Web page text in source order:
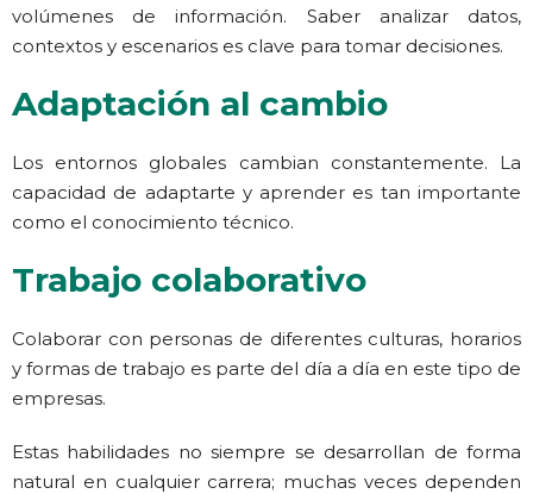
volúmenes de información. Saber analizar datos,
contextos y escenarios es clave para tomar decisiones.
Adaptación al cambio
Los entornos globales cambian constantemente. La
capacidad de adaptarte y aprender es tan importante
como el conocimiento técnico.
Trabajo colaborativo
Colaborar con personas de diferentes culturas, horarios
y formas de trabajo es parte del día a día en este tipo de
empresas.
Estas habilidades no siempre se desarrollan de forma
natural en cualquier carrera; muchas veces dependen